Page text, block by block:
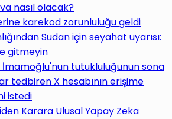
nasıl olacak?
karekod zorunluluğu geldi
Sudan için seyahat uyarısı:
gitmeyin
İmamoğlu'nun tutukluluğunun sona
tedbiren X hesabının erişime
istedi
Karara Ulusal Yapay Zeka